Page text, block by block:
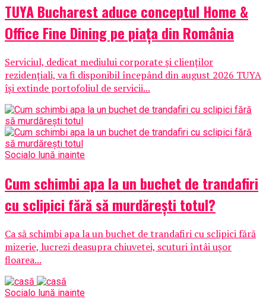
TUYA Bucharest aduce conceptul Home &
Office Fine Dining pe piața din România
Serviciul, dedicat mediului corporate și clienților
rezidențiali, va fi disponibil începând din august 2026 TUYA
își extinde portofoliul de servicii...
Social o lună inainte
Cum schimbi apa la un buchet de trandafiri
cu sclipici fără să murdărești totul?
Ca să schimbi apa la un buchet de trandafiri cu sclipici fără
mizerie, lucrezi deasupra chiuvetei, scuturi întâi ușor
floarea...
Socialo lună inainte